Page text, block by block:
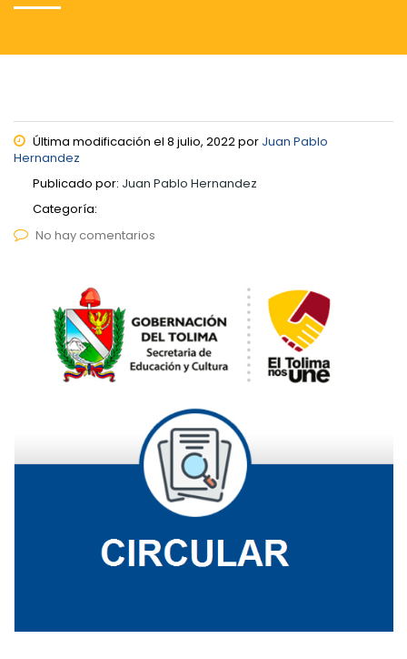
Última modificación el 8 julio, 2022 por Juan Pablo
Hernandez
Publicado por: Juan Pablo Hernandez
Categoría:
No hay comentarios